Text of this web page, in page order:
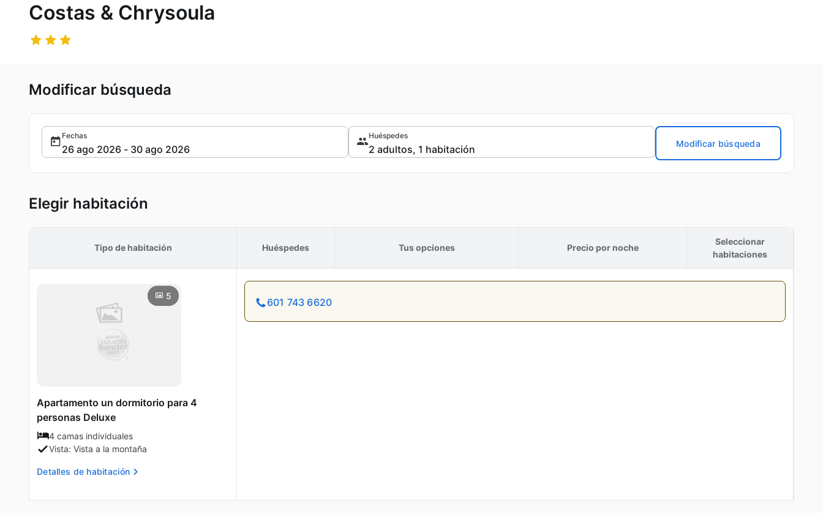
Costas & Chrysoula
Modificar búsqueda
Fechas Huéspedes
Modificar búsqueda
Elegir habitación
Tipo de habitación Huéspedes Tus opciones Precio por noche
Seleccionar
habitaciones
5
Apartamento un dormitorio para 4
personas Deluxe
4 camas individuales
Vista: Vista a la montaña
Detalles de habitación
601 743 6620